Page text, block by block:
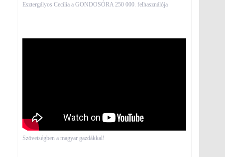
Esztergályos Cecília a GONDOSÓRA 250 000. felhasználója
Szövetségben a magyar gazdákkal!